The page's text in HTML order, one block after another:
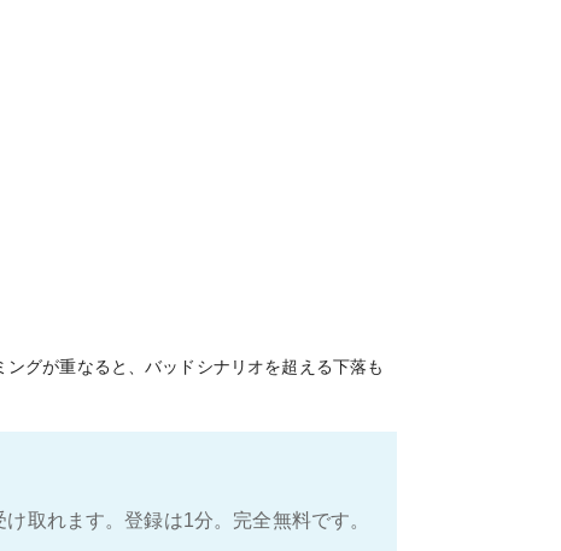
グが重なると、バッドシナリオを超える下落も
取れます。登録は1分。完全無料です。